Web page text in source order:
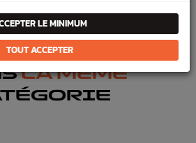
Splitter
LA MÊME
LE MINIMUM
TOUT ACCEPTER